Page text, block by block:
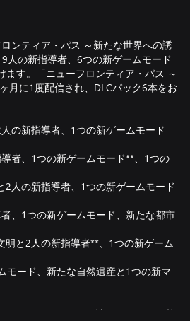
ンティア・パス ～新たな世界への誘
人の新指導者、6つの新ゲームモード
す。「ニューフロンティア・パス ～
月に1度配信され、DLCパック6本をお
の新指導者、1つの新ゲームモード
者、1つの新ゲームモード**、1つの
人の新指導者、1つの新ゲームモード
、1つの新ゲームモード、新たな都市
明と2人の新指導者**、1つの新ゲーム
モード、新たな自然遺産と1つの新マ
イゼーション VI 』拡張バンドルが必